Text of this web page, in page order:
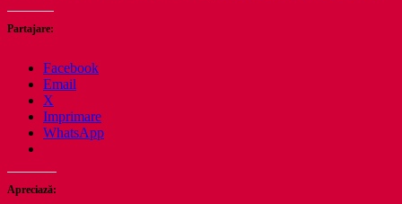
Partajare:
Facebook
Email
X
Imprimare
WhatsApp
Apreciază: